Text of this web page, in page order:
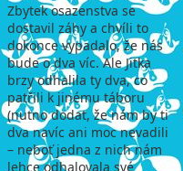
Zbytek osazenstva se
dostavil záhy a chvíli to
dokonce vypadalo, že nás
bude o dva víc. Ale Jitka
brzy odhalila ty dva, co
patřili k jinému táboru
(nutno dodat, že nám by ti
dva navíc ani moc nevadili
– neboť jedna z nich nám
lehce odhalovala své